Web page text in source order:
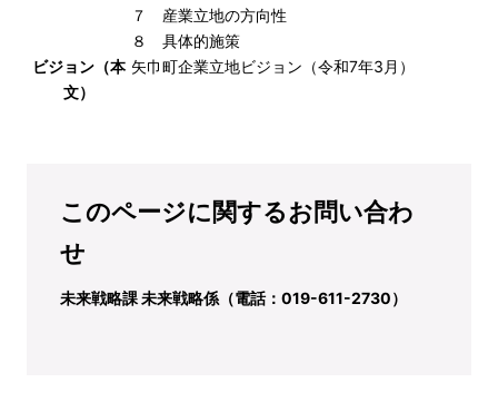
７ 産業立地の方向性
８ 具体的施策
ビジョン（本
文）
矢巾町企業立地ビジョン（令和7年3月）
このページに関するお問い合わ
せ
未来戦略課 未来戦略係（電話：019-611-2730）